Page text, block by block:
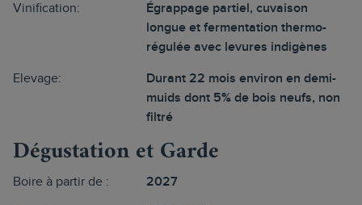
Vinification:
Égrappage partiel, cuvaison
longue et fermentation thermo-
régulée avec levures indigènes
Elevage:
Durant 22 mois environ en demi-
muids dont 5% de bois neufs, non
filtré
Dégustation et Garde
Boire à partir de : 2027